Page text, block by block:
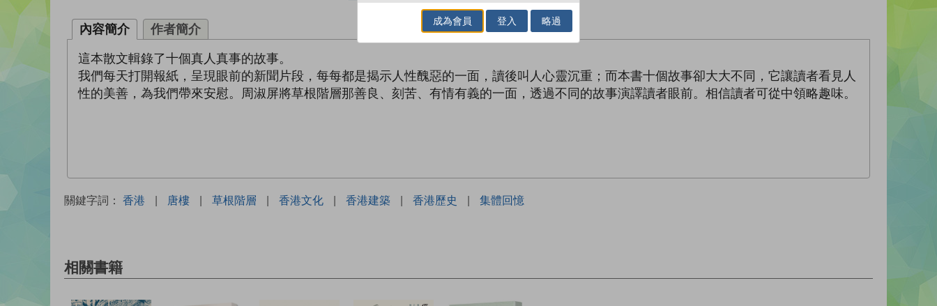
內容簡介 作者簡介
這本散文輯錄了十個真人真事的故事。
我們每天打開報紙，呈現眼前的新聞片段，每每都是揭示人性醜惡的一面，讀後叫人心靈沉重；而本書十個故事卻大大不同，它讓讀者看見人
性的美善，為我們帶來安慰。周淑屏將草根階層那善良、刻苦、有情有義的一面，透過不同的故事演譯讀者眼前。相信讀者可從中領略趣味。
關鍵字詞： 香港 | 唐樓 | 草根階層 | 香港文化 | 香港建築 | 香港歷史 | 集體回憶
相關書籍
成為會員 登入 略過